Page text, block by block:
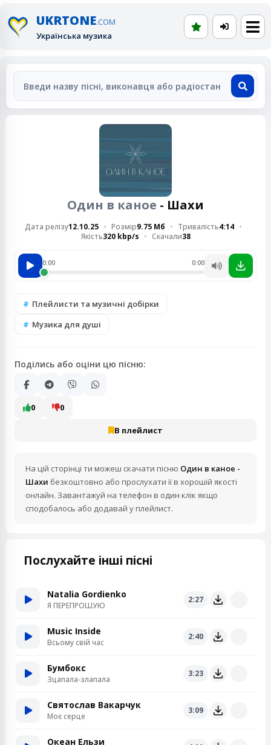
UKRTONE.COM
Українська музика
Один в каное - Шахи
Дата релізу12.10.25 Розмір9.75 Мб Тривалість4:14
Якість320 kbp/s Скачали38
0:00 0:00
Плейлисти та музичні добірки
Музика для душі
Поділись або оціни цю пісню:
0 0
В плейлист
На цій сторінці ти можеш скачати пісню Один в каное -
Шахи безкоштовно або прослухати її в хорошій якості
онлайн. Завантажуй на телефон в один клік якщо
сподобалось або додавай у плейлист.
Послухайте інші пісні
Natalia Gordienko
Я ПЕРЕПРОШУЮ
2:27
Music Inside
Всьому свій час
2:40
Бумбокс
Зцапала-злапала
3:23
Святослав Вакарчук
Моє серце
3:09
Океан Ельзи